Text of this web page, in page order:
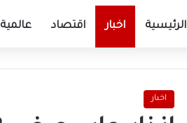
الرئيسية اخبار اقتصاد عالمية
اخبار